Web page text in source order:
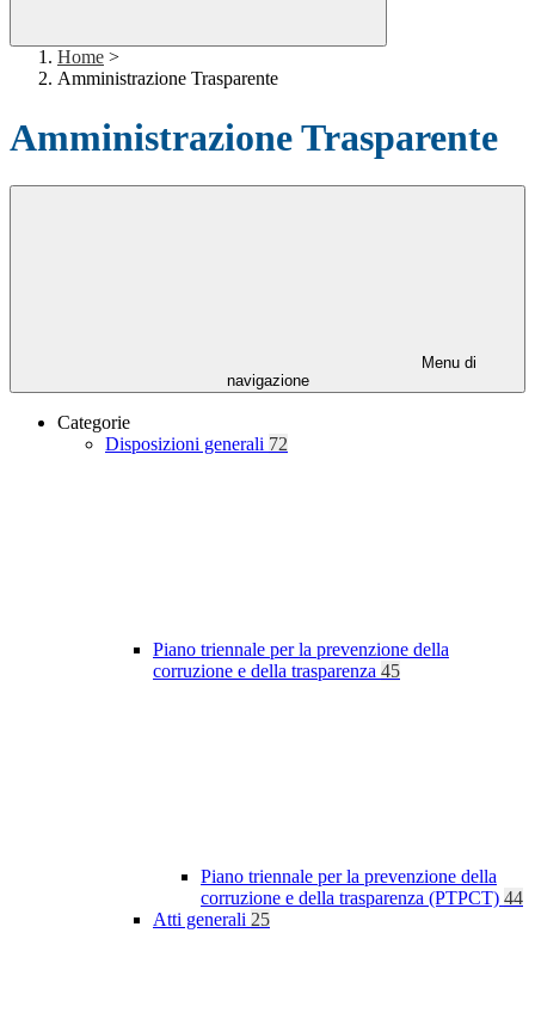
Home >
Amministrazione Trasparente
Amministrazione Trasparente
Menu di
navigazione
Categorie
Disposizioni generali 72
Piano triennale per la prevenzione della
corruzione e della trasparenza 45
Piano triennale per la prevenzione della
corruzione e della trasparenza (PTPCT) 44
Atti generali 25